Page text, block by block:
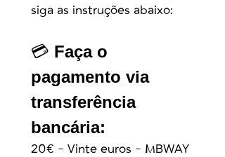
siga as instruções abaixo:
💳 Faça o
pagamento via
transferência
bancária:
20€ - Vinte euros - MBWAY